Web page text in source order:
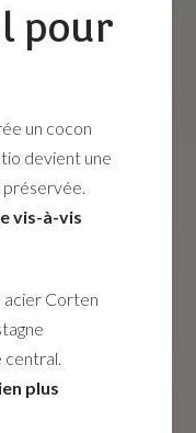
pour
un cocon
devient une
vis-à-vis
acier Corten
central.
plus